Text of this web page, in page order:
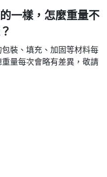
一樣，怎麼重量不
裝、填充、加固等材料每
量每次會略有差異，敬請